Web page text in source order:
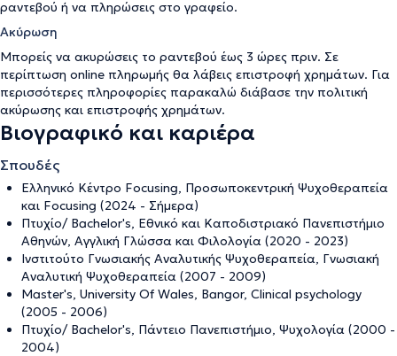
ραντεβού ή να πληρώσεις στο γραφείο.
Ακύρωση
Μπορείς να ακυρώσεις το ραντεβού έως 3 ώρες πριν. Σε
περίπτωση online πληρωμής θα λάβεις επιστροφή χρημάτων. Για
περισσότερες πληροφορίες παρακαλώ διάβασε την πολιτική
ακύρωσης και επιστροφής χρημάτων.
Βιογραφικό και καριέρα
Σπουδές
Ελληνικό Κέντρο Focusing, Προσωποκεντρική Ψυχοθεραπεία
και Focusing (2024 - Σήμερα)
Πτυχίο/ Bachelor's, Εθνικό και Καποδιστριακό Πανεπιστήμιο
Αθηνών, Αγγλική Γλώσσα και Φιλολογία (2020 - 2023)
Ινστιτούτο Γνωσιακής Αναλυτικής Ψυχοθεραπεία, Γνωσιακή
Αναλυτική Ψυχοθεραπεία (2007 - 2009)
Master's, University Of Wales, Bangor, Clinical psychology
(2005 - 2006)
Πτυχίο/ Bachelor's, Πάντειο Πανεπιστήμιο, Ψυχολογία (2000 -
2004)